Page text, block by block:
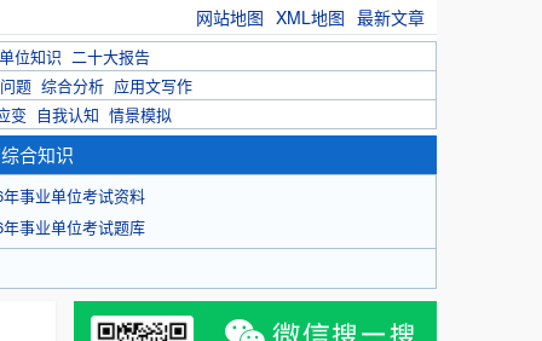
网站地图 XML地图 最新文章
位知识 二十大报告
题 综合分析 应用文写作
变 自我认知 情景模拟
合知识
年事业单位考试资料
年事业单位考试题库